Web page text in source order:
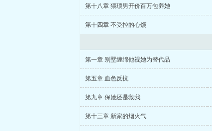
第十八章 猥琐男开价百万包养她
第十四章 不受控的心烦
第一章 别墅缠绵他视她为替代品
第五章 血色反抗
第九章 保她还是救我
第十三章 新家的烟火气